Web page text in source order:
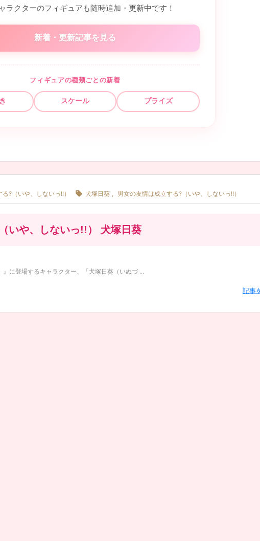
ラクターのフィギュアも随時追加・更新中です！
新着・更新記事を見る
フィギュアの種類ごとの新着
スケール プライズ
?（いや、しないっ!!）  犬塚日葵 , 男女の友情は成立する?（いや、しないっ!!）
いや、しないっ!!） 犬塚日葵
』に登場するキャラクター、「犬塚日葵（いぬづ ...
記事